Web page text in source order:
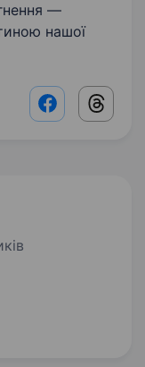
—
нашої
Facebook